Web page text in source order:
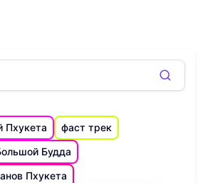
Пхукета
фаст трек
Будда
Пхукета